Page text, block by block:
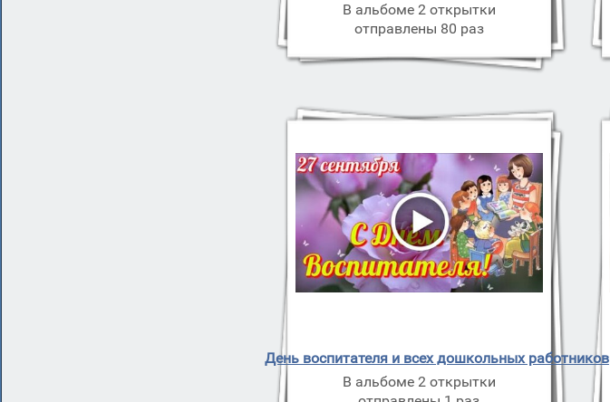
В альбоме 2 открытки
отправлены 80 раз
День воспитателя и всех дошкольных работников
В альбоме 2 открытки